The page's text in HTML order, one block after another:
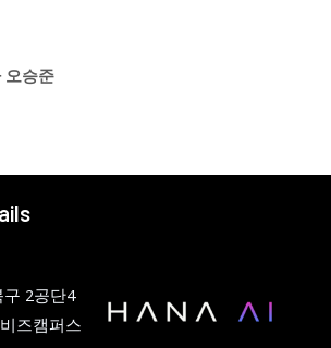
오승준
2공단4
즈캠퍼스